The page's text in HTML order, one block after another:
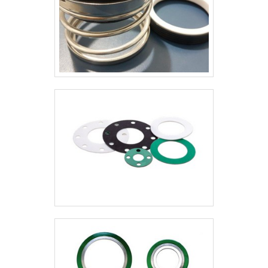
atendimento cuidadoso e que busca
a satisfação do cliente. A Kaelved
Indústria e Comércio é uma empresa
que tem se destacado no segmento
pela seriedade e qualidade que